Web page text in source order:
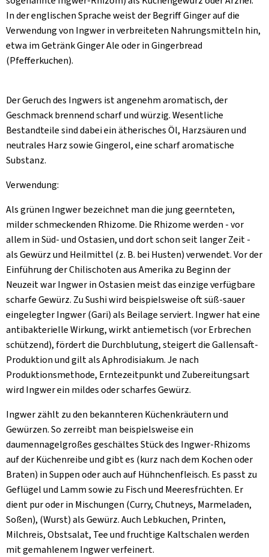
In der englischen Sprache weist der Begriff Ginger auf die
Verwendung von Ingwer in verbreiteten Nahrungsmitteln hin,
etwa im Getränk Ginger Ale oder in Gingerbread
(Pfefferkuchen).
Der Geruch des Ingwers ist angenehm aromatisch, der
Geschmack brennend scharf und würzig. Wesentliche
Bestandteile sind dabei ein ätherisches Öl, Harzsäuren und
neutrales Harz sowie Gingerol, eine scharf aromatische
Substanz.
Verwendung:
Als grünen Ingwer bezeichnet man die jung geernteten,
milder schmeckenden Rhizome. Die Rhizome werden - vor
allem in Süd- und Ostasien, und dort schon seit langer Zeit -
als Gewürz und Heilmittel (z. B. bei Husten) verwendet. Vor der
Einführung der Chilischoten aus Amerika zu Beginn der
Neuzeit war Ingwer in Ostasien meist das einzige verfügbare
scharfe Gewürz. Zu Sushi wird beispielsweise oft süß-sauer
eingelegter Ingwer (Gari) als Beilage serviert. Ingwer hat eine
antibakterielle Wirkung, wirkt antiemetisch (vor Erbrechen
schützend), fördert die Durchblutung, steigert die Gallensaft-
Produktion und gilt als Aphrodisiakum. Je nach
Produktionsmethode, Erntezeitpunkt und Zubereitungsart
wird Ingwer ein mildes oder scharfes Gewürz.
Ingwer zählt zu den bekannteren Küchenkräutern und
Gewürzen. So zerreibt man beispielsweise ein
daumennagelgroßes geschältes Stück des Ingwer-Rhizoms
auf der Küchenreibe und gibt es (kurz nach dem Kochen oder
Braten) in Suppen oder auch auf Hühnchenfleisch. Es passt zu
Geflügel und Lamm sowie zu Fisch und Meeresfrüchten. Er
dient pur oder in Mischungen (Curry, Chutneys, Marmeladen,
Soßen), (Wurst) als Gewürz. Auch Lebkuchen, Printen,
Milchreis, Obstsalat, Tee und fruchtige Kaltschalen werden
mit gemahlenem Ingwer verfeinert.